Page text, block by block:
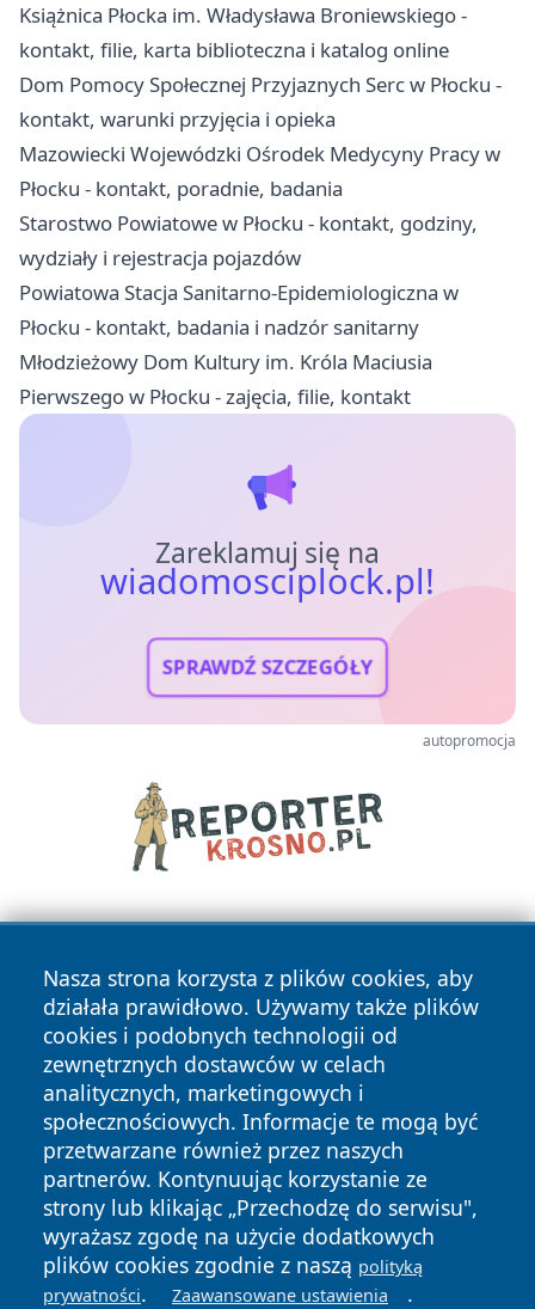
Książnica Płocka im. Władysława Broniewskiego -
kontakt, filie, karta biblioteczna i katalog online
Dom Pomocy Społecznej Przyjaznych Serc w Płocku -
kontakt, warunki przyjęcia i opieka
Mazowiecki Wojewódzki Ośrodek Medycyny Pracy w
Płocku - kontakt, poradnie, badania
Starostwo Powiatowe w Płocku - kontakt, godziny,
wydziały i rejestracja pojazdów
Powiatowa Stacja Sanitarno-Epidemiologiczna w
Płocku - kontakt, badania i nadzór sanitarny
Młodzieżowy Dom Kultury im. Króla Maciusia
Pierwszego w Płocku - zajęcia, filie, kontakt
Zareklamuj się na
wiadomosciplock.pl!
SPRAWDŹ SZCZEGÓŁY
autopromocja
Nasza strona korzysta z plików cookies, aby
działała prawidłowo. Używamy także plików
cookies i podobnych technologii od
zewnętrznych dostawców w celach
analitycznych, marketingowych i
społecznościowych. Informacje te mogą być
przetwarzane również przez naszych
partnerów. Kontynuując korzystanie ze
strony lub klikając „Przechodzę do serwisu",
wyrażasz zgodę na użycie dodatkowych
plików cookies zgodnie z naszą polityką
prywatności. Zaawansowane ustawienia .
Copyright © 2026 wiadomosciplock.pl Wszystkie prawa
zastrzeżone.
News Autorzy
Polityka
Prywatności
Polityka
Cookies